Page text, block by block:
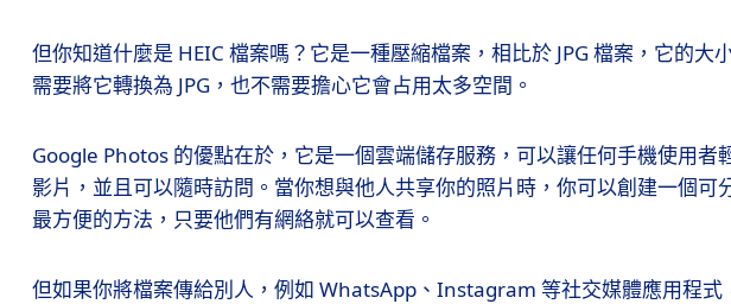
但你知道什麼是 HEIC 檔案嗎？它是一種壓縮檔案，相比於 JPG 檔案，它的大
需要將它轉換為 JPG，也不需要擔心它會占用太多空間。
Google Photos 的優點在於，它是一個雲端儲存服務，可以讓任何手機使用者
影片，並且可以隨時訪問。當你想與他人共享你的照片時，你可以創建一個可
最方便的方法，只要他們有網絡就可以查看。
但如果你將檔案傳給別人，例如 WhatsApp、Instagram 等社交媒體應用程式